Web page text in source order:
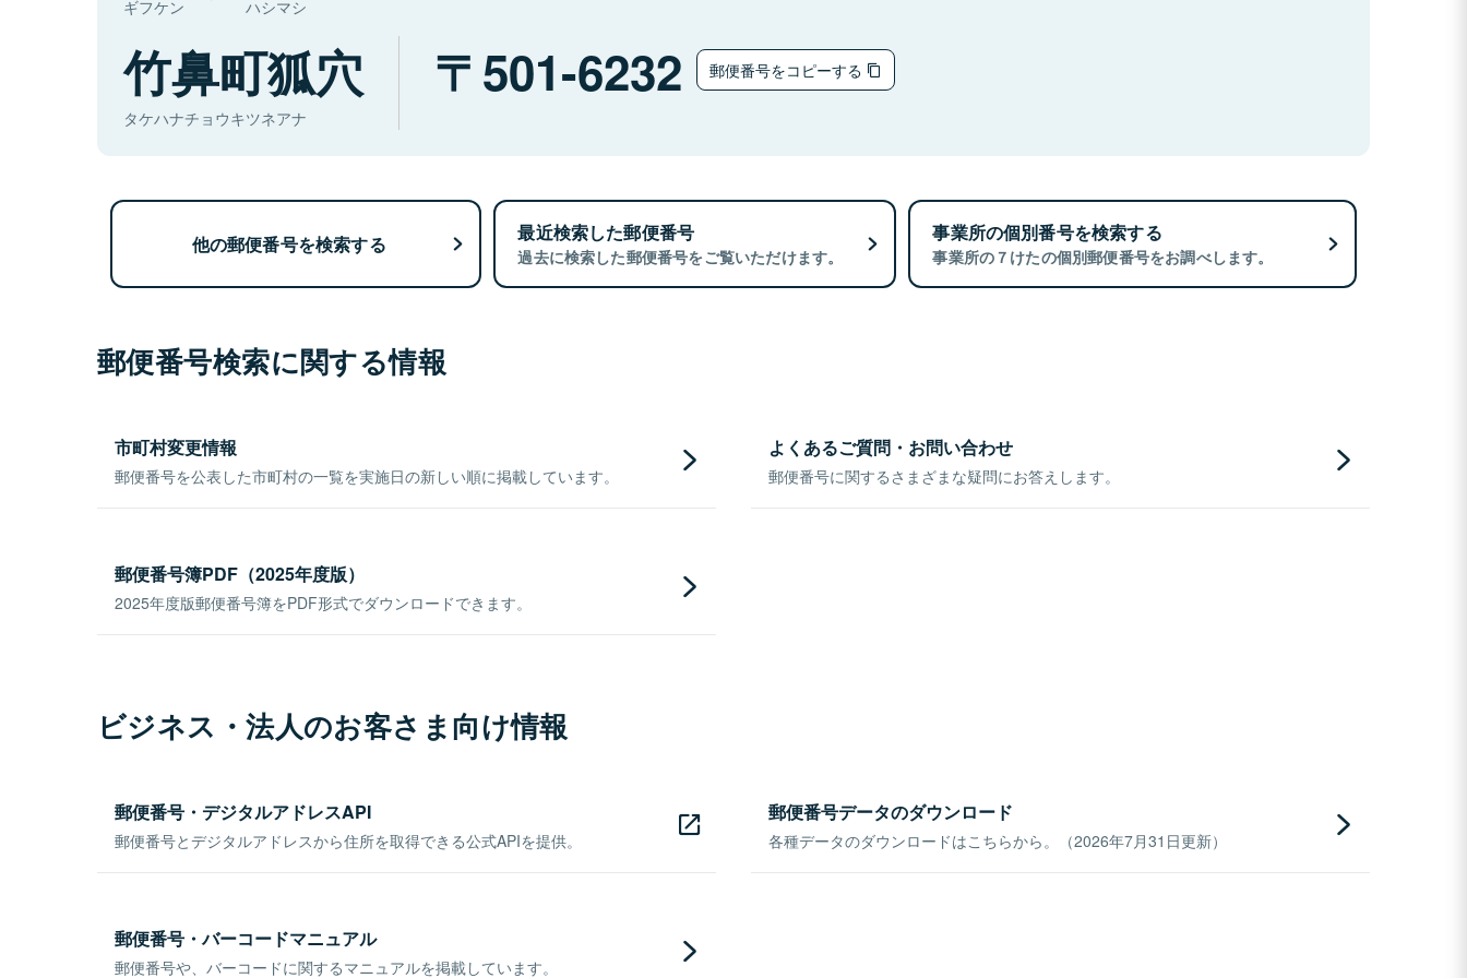
ギフケン ハシマシ
竹鼻町狐穴
タケハナチョウキツネアナ
501-6232 郵便番号をコピーする
他の郵便番号を検索する 最近検索した郵便番号
過去に検索した郵便番号をご覧いただけます。
事業所の個別番号を検索する
事業所の７けたの個別郵便番号をお調べします。
郵便番号検索に関する情報
市町村変更情報
郵便番号を公表した市町村の一覧を実施日の新しい順に掲載しています。
よくあるご質問・お問い合わせ
郵便番号に関するさまざまな疑問にお答えします。
郵便番号簿PDF（2025年度版）
2025年度版郵便番号簿をPDF形式でダウンロードできます。
ビジネス・法人のお客さま向け情報
郵便番号・デジタルアドレスAPI
郵便番号とデジタルアドレスから住所を取得できる公式APIを提供。
郵便番号データのダウンロード
各種データのダウンロードはこちらから。（2026年7月31日更新）
郵便番号・バーコードマニュアル
郵便番号や、バーコードに関するマニュアルを掲載しています。